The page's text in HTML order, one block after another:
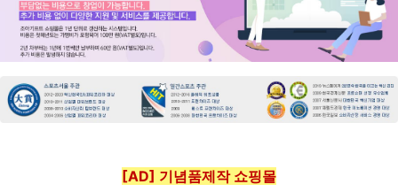
[AD] 기념품제작 쇼핑몰